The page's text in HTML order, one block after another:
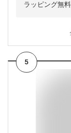
ラッピング無
5